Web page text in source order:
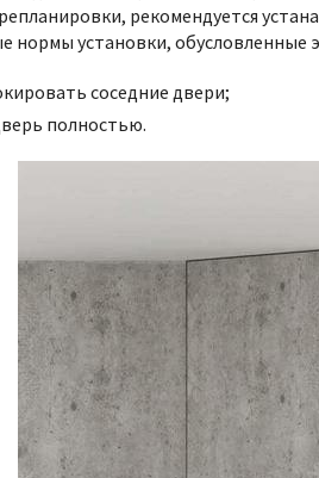
рекомендуется
нормы установки,
соседние двери;
полностью.